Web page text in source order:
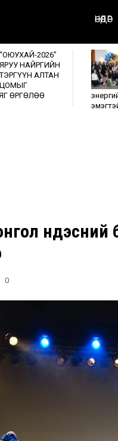
ӨНӨӨДӨР
“ОЮУХАЙ-2026”
ЯРУУ НАЙРГИЙН
ТЭРГҮҮН АЛТАН
ЦОМЫГ
ӨРГӨЛӨӨ
үндэсний
0